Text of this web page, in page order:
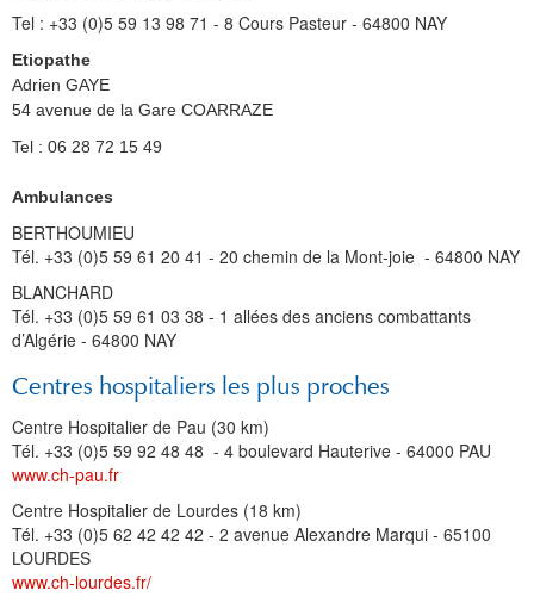
Tel : +33 (0)5 59 13 98 71 - 8 Cours Pasteur - 64800 NAY
Etiopathe
Adrien GAYE
54 avenue de la Gare COARRAZE
Tel : 06 28 72 15 49
Ambulances
BERTHOUMIEU
Tél. +33 (0)5 59 61 20 41 - 20 chemin de la Mont-joie - 64800 NAY
BLANCHARD
Tél. +33 (0)5 59 61 03 38 - 1 allées des anciens combattants
d’Algérie - 64800 NAY
Centres hospitaliers les plus proches
Centre Hospitalier de Pau (30 km)
Tél. +33 (0)5 59 92 48 48 - 4 boulevard Hauterive - 64000 PAU
www.ch-pau.fr
Centre Hospitalier de Lourdes (18 km)
Tél. +33 (0)5 62 42 42 42 - 2 avenue Alexandre Marqui - 65100
LOURDES
www.ch-lourdes.fr/